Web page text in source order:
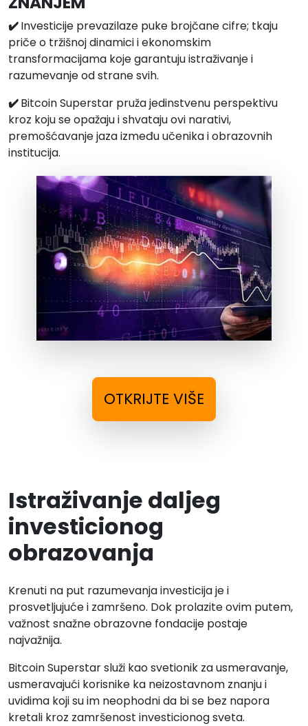
✔️Investicije prevazilaze puke brojčane cifre; tkaju
priče o tržišnoj dinamici i ekonomskim
transformacijama koje garantuju istraživanje i
razumevanje od strane svih.
✔️Bitcoin Superstar pruža jedinstvenu perspektivu
kroz koju se opažaju i shvataju ovi narativi,
premošćavanje jaza između učenika i obrazovnih
institucija.
OTKRIJTE VIŠE
Istraživanje daljeg
investicionog
obrazovanja
Krenuti na put razumevanja investicija je i
prosvetljujuće i zamršeno. Dok prolazite ovim putem,
važnost snažne obrazovne fondacije postaje
najvažnija.
Bitcoin Superstar služi kao svetionik za usmeravanje,
usmeravajući korisnike ka neizostavnom znanju i
uvidima koji su im neophodni da bi se bez napora
kretali kroz zamršenost investicionog sveta.